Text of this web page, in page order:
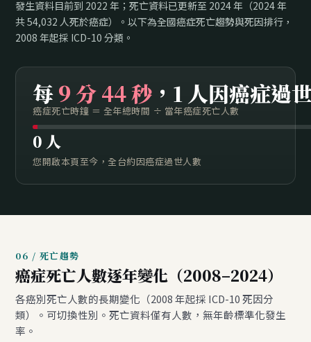
發生資料目前到 2022 年；死亡資料已更新至 2024 年（2024 年
共 54,032 人死於癌症）。以下為全國癌症死亡趨勢與死因排行，
2008 年起採 ICD-10 分類。
每9 分 44 秒 ，1 人因癌症過
癌症死亡時鐘 ＝ 全年總時間 ÷ 當年癌症死亡人數
0 人
您開啟本頁至今，全台約因癌症過世人數
06 / 死亡趨勢
癌症死亡人數逐年變化（2008–2024）
各癌別死亡人數的長期變化（2008 年起採 ICD-10 死因分
類）。可切換性別。死亡資料僅有人數，無年齡標準化發生
率。